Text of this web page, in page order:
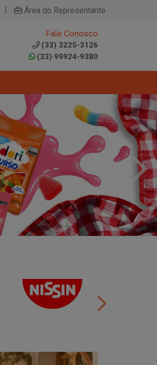
| Área do Representante
Fale Conosco
(33) 3225-3126
(33) 99924-9380